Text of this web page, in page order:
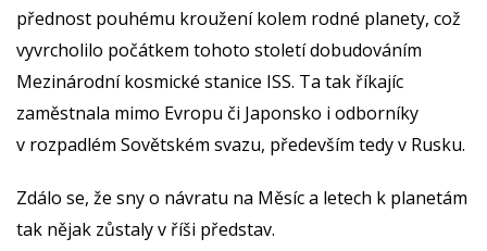
přednost pouhému kroužení kolem rodné planety, což
vyvrcholilo počátkem tohoto století dobudováním
Mezinárodní kosmické stanice ISS. Ta tak říkajíc
zaměstnala mimo Evropu či Japonsko i odborníky
v rozpadlém Sovětském svazu, především tedy v Rusku.
Zdálo se, že sny o návratu na Měsíc a letech k planetám
tak nějak zůstaly v říši představ.